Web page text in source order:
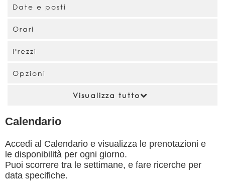
Date e posti
Orari
Prezzi
Opzioni
Visualizza tutto
Calendario
Accedi al Calendario e visualizza le prenotazioni e
le disponibilità per ogni giorno.
Puoi scorrere tra le settimane, e fare ricerche per
data specifiche.